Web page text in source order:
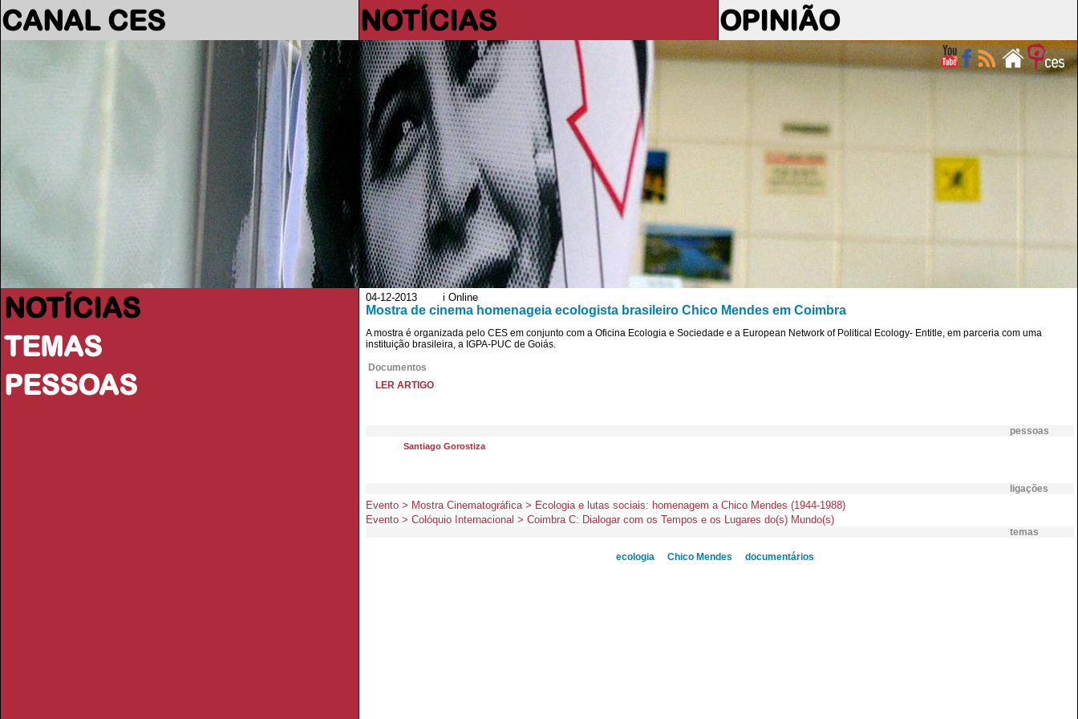
CANAL CES NOTÍCIAS OPINIÃO
NOTÍCIAS
TEMAS
PESSOAS
04-12-2013 i Online
Mostra de cinema homenageia ecologista brasileiro Chico Mendes em Coimbra
A mostra é organizada pelo CES em conjunto com a Oficina Ecologia e Sociedade e a European Network of Political Ecology- Entitle, em parceria com uma
instituição brasileira, a IGPA-PUC de Goiás.
Documentos
LER ARTIGO
pessoas
Santiago Gorostiza
ligações
Evento > Mostra Cinematográfica > Ecologia e lutas sociais: homenagem a Chico Mendes (1944-1988)
Evento > Colóquio Internacional > Coimbra C: Dialogar com os Tempos e os Lugares do(s) Mundo(s)
temas
ecologia Chico Mendes documentários